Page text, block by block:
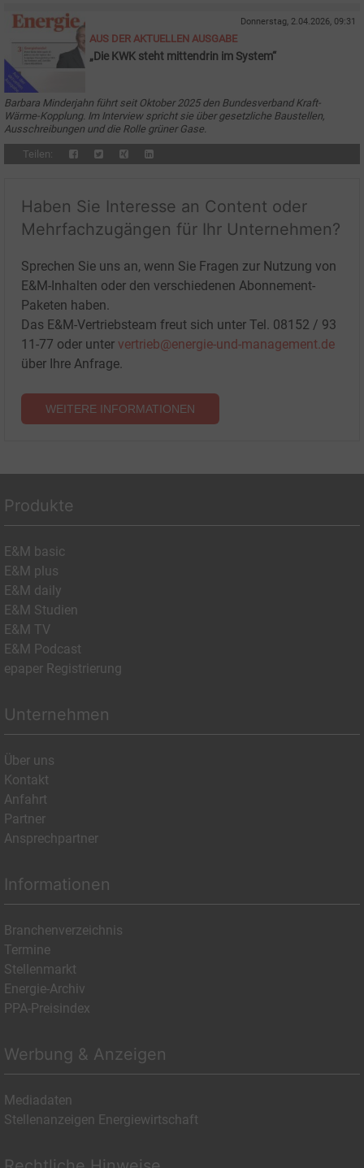
Donnerstag, 2.04.2026, 09:31
AUS DER AKTUELLEN AUSGABE
„Die KWK steht mittendrin im System“
Barbara Minderjahn führt seit Oktober 2025 den Bundesverband Kraft-
Wärme-Kopplung. Im Interview spricht sie über gesetzliche Baustellen,
Ausschreibungen und die Rolle grüner Gase.
Teilen:
Haben Sie Interesse an Content oder
Mehrfachzugängen für Ihr Unternehmen?
Sprechen Sie uns an, wenn Sie Fragen zur Nutzung von
E&M-Inhalten oder den verschiedenen Abonnement-
Paketen haben.
Das E&M-Vertriebsteam freut sich unter Tel. 08152 / 93
11-77 oder unter vertrieb@energie-und-management.de
über Ihre Anfrage.
WEITERE INFORMATIONEN
Produkte
E&M basic
E&M plus
E&M daily
E&M Studien
E&M TV
E&M Podcast
epaper Registrierung
Unternehmen
Über uns
Kontakt
Anfahrt
Partner
Ansprechpartner
Informationen
Branchenverzeichnis
Termine
Stellenmarkt
Energie-Archiv
PPA-Preisindex
Werbung & Anzeigen
Mediadaten
Stellenanzeigen Energiewirtschaft